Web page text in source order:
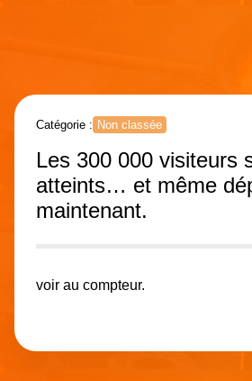
Catégorie : Non classée
Les 300 000 visiteurs
atteints… et même
maintenant.
voir au compteur.